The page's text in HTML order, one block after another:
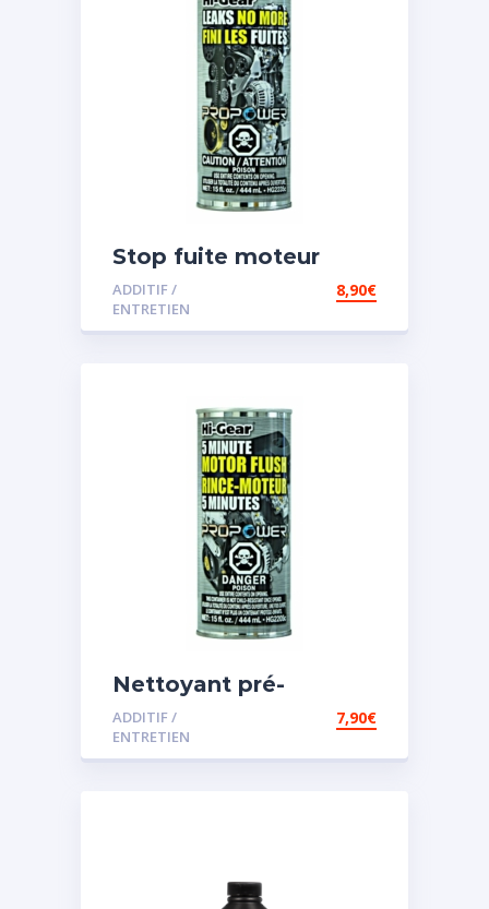
Stop fuite moteur
ADDITIF /
ENTRETIEN
8,90€
Nettoyant pré-
vidange
ADDITIF /
ENTRETIEN
7,90€